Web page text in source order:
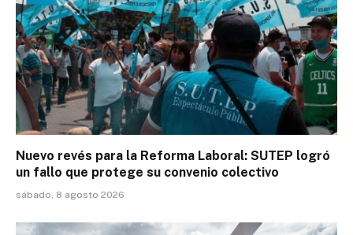
Nuevo revés para la Reforma Laboral: SUTEP logró
un fallo que protege su convenio colectivo
sábado, 8 agosto 2026